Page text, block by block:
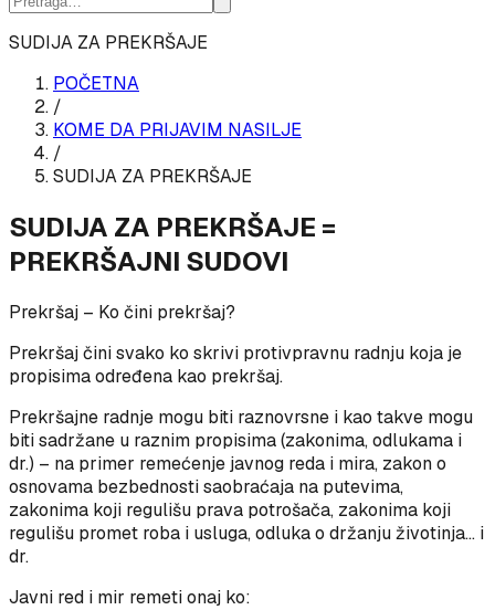
SUDIJA ZA PREKRŠAJE
POČETNA
/
KOME DA PRIJAVIM NASILJE
/
SUDIJA ZA PREKRŠAJE
SUDIJA ZA PREKRŠAJE =
PREKRŠAJNI SUDOVI
Prekršaj – Ko čini prekršaj?
Prekršaj čini svako ko skrivi protivpravnu radnju koja je
propisima određena kao prekršaj.
Prekršajne radnje mogu biti raznovrsne i kao takve mogu
biti sadržane u raznim propisima (zakonima, odlukama i
dr.) – na primer remećenje javnog reda i mira, zakon o
osnovama bezbednosti saobraćaja na putevima,
zakonima koji regulišu prava potrošača, zakonima koji
regulišu promet roba i usluga, odluka o držanju životinja… i
dr.
Javni red i mir remeti onaj ko: